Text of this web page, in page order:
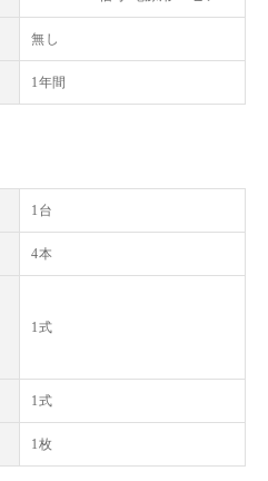
無し
1年間
1台
4本
1式
1式
1枚